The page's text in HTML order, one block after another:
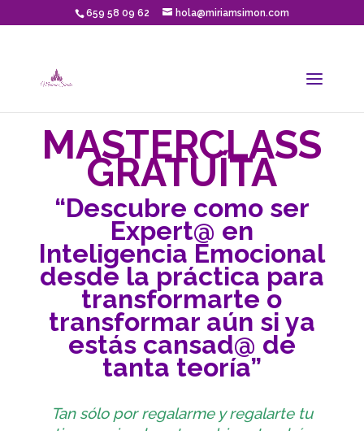
659 58 09 62 hola@miriamsimon.com
MASTERCLASS
GRATUÍTA
“Descubre como ser
Expert@ en
Inteligencia Emocional
desde la práctica para
transformarte o
transformar aún si ya
estás cansad@ de
tanta teoría”
Tan sólo por regalarme y regalarte tu